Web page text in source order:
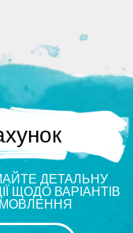
ДЕТАЛЬНУ
ЩОДО ВАРІАНТІВ